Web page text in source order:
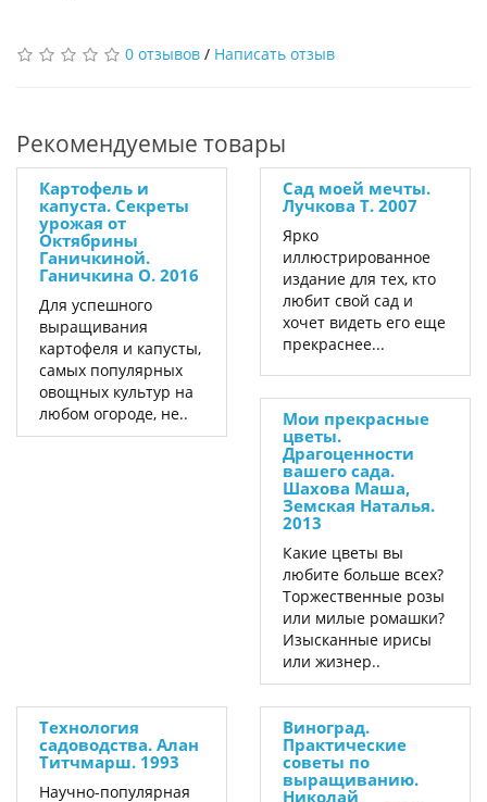
0 отзывов / Написать отзыв
Рекомендуемые товары
Картофель и
капуста. Секреты
урожая от
Октябрины
Ганичкиной.
Ганичкина О. 2016
Для успешного
выращивания
картофеля и капусты,
самых популярных
овощных культур на
любом огороде, не..
Сад моей мечты.
Лучкова Т. 2007
Ярко
иллюстрированное
издание для тех, кто
любит свой сад и
хочет видеть его еще
прекраснее...
Мои прекрасные
цветы.
Драгоценности
вашего сада.
Шахова Маша,
Земская Наталья.
2013
Какие цветы вы
любите больше всех?
Торжественные розы
или милые ромашки?
Изысканные ирисы
или жизнер..
Технология
садоводства. Алан
Титчмарш. 1993
Научно-популярная
Виноград.
Практические
советы по
выращиванию.
Николай